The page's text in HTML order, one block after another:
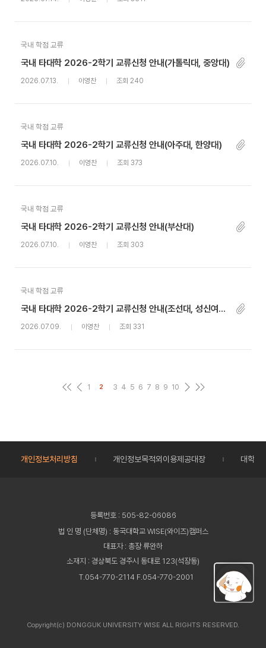
국내 학점 교류
국내 타대학 2026-2학기 교류신청 안내(가톨릭대, 중앙대)
2026.07.13. 이영찬 조회 240
국내 학점 교류
국내 타대학 2026-2학기 교류신청 안내(아주대, 한양대)
2026.07.10. 이영찬 조회 373
국내 학점 교류
국내 타대학 2026-2학기 교류신청 안내(부산대)
2026.07.10. 이영찬 조회 303
국내 학점 교류
국내 타대학 2026-2학기 교류신청 안내(조선대, 성신여대, 건국대)
2026.07.09. 이영찬 조회 331
1 2 3 4 5 6 7 8 9 10
개인정보처리방침 개인정보목적외이용제공대장 대학정
등록번호 : 505-82-06086
법 인 명 (단체명) : 동국대학교 WISE(와이즈)캠퍼스
대표자 : 총장 류완하
소재지 : 경상북도 경주시 동대로 123(석장동)
T.054-770-2114 F.054-770-2001
Copyright(c) DONGGUK UNIVERSITY WISE ALL RIGHTS RESERVED.